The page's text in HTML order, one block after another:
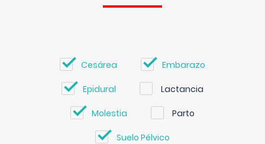
Cesárea Embarazo
Epidural Lactancia
Molestia Parto
Suelo Pélvico